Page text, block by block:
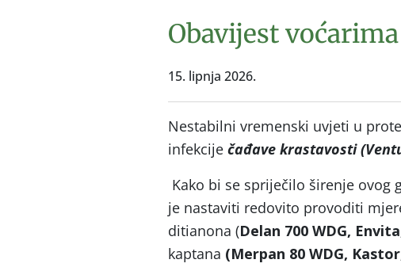
Obavijest voćarima
15. lipnja 2026.
Nestabilni vremenski uvjeti u
infekcije čađave krastavosti
Kako bi se spriječilo širenje
je nastaviti redovito provoditi
ditianona (Delan 700 WDG,
kaptana (Merpan 80 WDG,